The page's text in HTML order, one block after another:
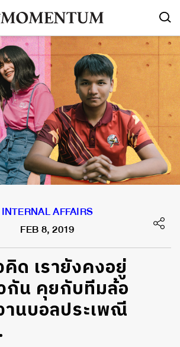
INTERNAL AFFAIRS
FEB 8, 2019
ด เรายังคงอยู่
กัน คุยกับทีมล้อ
านบอลประเพณี